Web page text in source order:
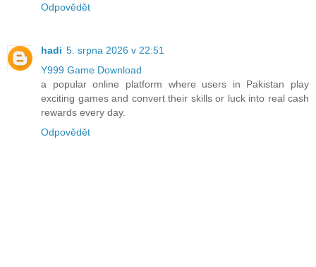
Odpovědět
hadi 5. srpna 2026 v 22:51
Y999 Game Download
a popular online platform where users in Pakistan play
exciting games and convert their skills or luck into real cash
rewards every day.
Odpovědět